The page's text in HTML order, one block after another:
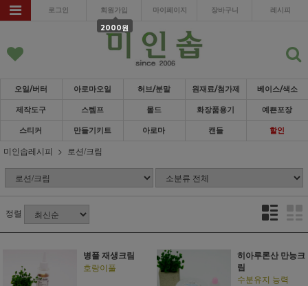
로그인
회원가입
2000원
마이페이지 장바구니 레시피
오일/버터 아로마오일 허브/분말 원재료/첨가제 베이스/색소
제작도구 스템프 몰드 화장품용기 예쁜포장
스티커 만들기키트 아로마 캔들 할인
미인솝레시피 로션/크림
정렬
병풀 재생크림
호랑이풀
히아루론산 만능크
림
수분유지 능력